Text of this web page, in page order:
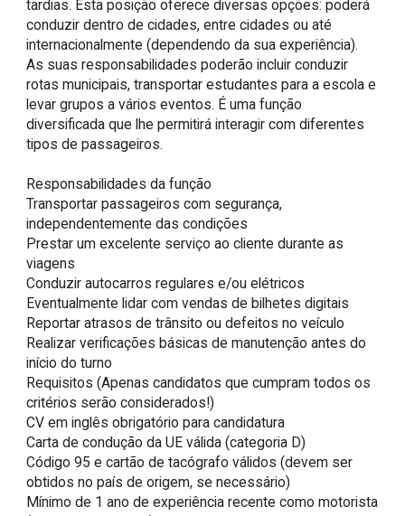
tardias. Esta posição oferece diversas opções: poderá
conduzir dentro de cidades, entre cidades ou até
internacionalmente (dependendo da sua experiência).
As suas responsabilidades poderão incluir conduzir
rotas municipais, transportar estudantes para a escola e
levar grupos a vários eventos. É uma função
diversificada que lhe permitirá interagir com diferentes
tipos de passageiros.
Responsabilidades da função
Transportar passageiros com segurança,
independentemente das condições
Prestar um excelente serviço ao cliente durante as
viagens
Conduzir autocarros regulares e/ou elétricos
Eventualmente lidar com vendas de bilhetes digitais
Reportar atrasos de trânsito ou defeitos no veículo
Realizar verificações básicas de manutenção antes do
início do turno
Requisitos (Apenas candidatos que cumpram todos os
critérios serão considerados!)
CV em inglês obrigatório para candidatura
Carta de condução da UE válida (categoria D)
Código 95 e cartão de tacógrafo válidos (devem ser
obtidos no país de origem, se necessário)
Mínimo de 1 ano de experiência recente como motorista